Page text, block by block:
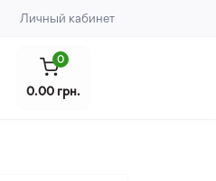
Личный кабинет
0
0.00 грн.